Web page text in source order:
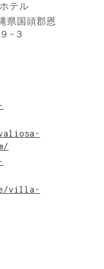
テル
県国頭郡恩
−３
villa-